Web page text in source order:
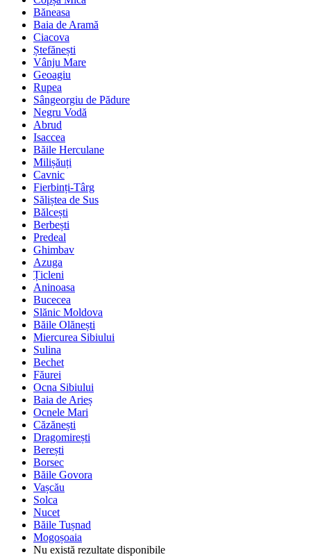
Băneasa
Baia de Aramă
Ciacova
Ștefănești
Vânju Mare
Geoagiu
Rupea
Sângeorgiu de Pădure
Negru Vodă
Abrud
Isaccea
Băile Herculane
Milișăuți
Cavnic
Fierbinți-Târg
Săliștea de Sus
Bălcești
Berbești
Predeal
Ghimbav
Azuga
Țicleni
Aninoasa
Bucecea
Slănic Moldova
Băile Olănești
Miercurea Sibiului
Sulina
Bechet
Făurei
Ocna Sibiului
Baia de Arieș
Ocnele Mari
Căzănești
Dragomirești
Berești
Borsec
Băile Govora
Vașcău
Solca
Nucet
Băile Tușnad
Mogoșoaia
Nu există rezultate disponibile